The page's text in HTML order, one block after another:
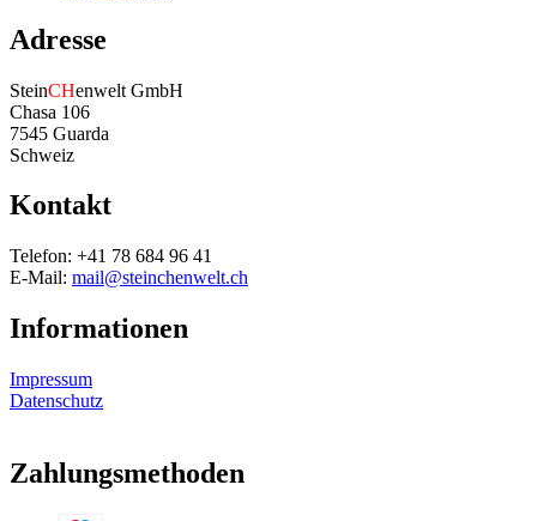
Adresse
SteinCHenwelt GmbH
Chasa 106
7545 Guarda
Schweiz
Kontakt
Telefon: +41 78 684 96 41
E-Mail: mail@steinchenwelt.ch
Informationen
Impressum
Datenschutz
Zahlungsmethoden